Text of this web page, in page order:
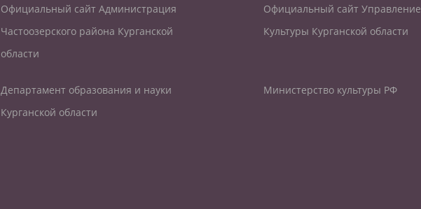
Официальный сайт Администрация
Частоозерского района Курганской
области
Официальный сайт Управление
Культуры Курганской области
Департамент образования и науки
Курганской области
Министерство культуры РФ